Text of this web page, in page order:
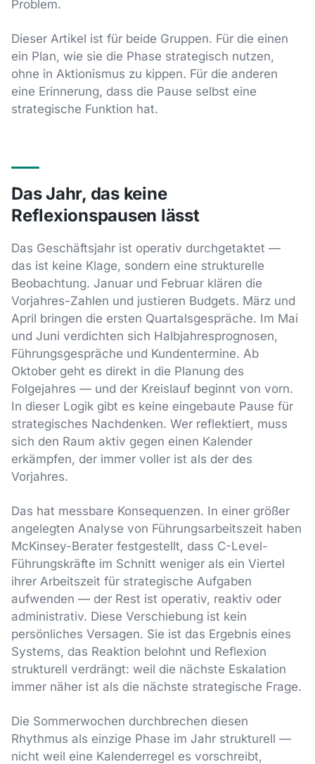
Problem.
Dieser Artikel ist für beide Gruppen. Für die einen
ein Plan, wie sie die Phase strategisch nutzen,
ohne in Aktionismus zu kippen. Für die anderen
eine Erinnerung, dass die Pause selbst eine
strategische Funktion hat.
Das Jahr, das keine
Reflexionspausen lässt
Das Geschäftsjahr ist operativ durchgetaktet —
das ist keine Klage, sondern eine strukturelle
Beobachtung. Januar und Februar klären die
Vorjahres-Zahlen und justieren Budgets. März und
April bringen die ersten Quartalsgespräche. Im Mai
und Juni verdichten sich Halbjahresprognosen,
Führungsgespräche und Kundentermine. Ab
Oktober geht es direkt in die Planung des
Folgejahres — und der Kreislauf beginnt von vorn.
In dieser Logik gibt es keine eingebaute Pause für
strategisches Nachdenken. Wer reflektiert, muss
sich den Raum aktiv gegen einen Kalender
erkämpfen, der immer voller ist als der des
Vorjahres.
Das hat messbare Konsequenzen. In einer größer
angelegten Analyse von Führungsarbeitszeit haben
McKinsey-Berater festgestellt, dass C-Level-
Führungskräfte im Schnitt weniger als ein Viertel
ihrer Arbeitszeit für strategische Aufgaben
aufwenden — der Rest ist operativ, reaktiv oder
administrativ. Diese Verschiebung ist kein
persönliches Versagen. Sie ist das Ergebnis eines
Systems, das Reaktion belohnt und Reflexion
strukturell verdrängt: weil die nächste Eskalation
immer näher ist als die nächste strategische Frage.
Die Sommerwochen durchbrechen diesen
Rhythmus als einzige Phase im Jahr strukturell —
nicht weil eine Kalenderregel es vorschreibt,